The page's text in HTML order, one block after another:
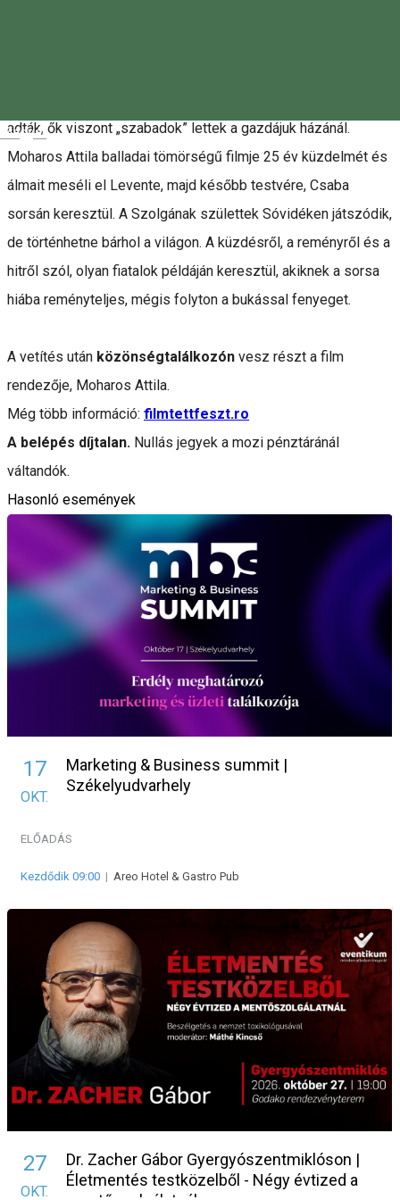
Magyar
adták, ők viszont „szabadok” lettek a gazdájuk házánál.
Moharos Attila balladai tömörségű filmje 25 év küzdelmét és
álmait meséli el Levente, majd később testvére, Csaba
sorsán keresztül. A Szolgának születtek Sóvidéken játszódik,
de történhetne bárhol a világon. A küzdésről, a reményről és a
hitről szól, olyan fiatalok példáján keresztül, akiknek a sorsa
hiába reményteljes, mégis folyton a bukással fenyeget.
A vetítés után közönségtalálkozón vesz részt a film
rendezője, Moharos Attila.
Még több információ: filmtettfeszt.ro
A belépés díjtalan. Nullás jegyek a mozi pénztáránál
váltandók.
Hasonló események
17
OKT.
Marketing & Business summit |
Székelyudvarhely
ELŐADÁS
Kezdődik 09:00 | Areo Hotel & Gastro Pub
27
OKT.
Dr. Zacher Gábor Gyergyószentmiklóson |
Életmentés testközelből - Négy évtized a